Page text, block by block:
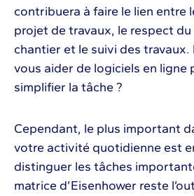
contribuera à faire le lien entre
projet de travaux, le respect
chantier et le suivi des travaux.
vous aider de logiciels en ligne
simplifier la tâche ?
Cependant, le plus important
votre activité quotidienne est
distinguer les tâches
matrice d’Eisenhower reste